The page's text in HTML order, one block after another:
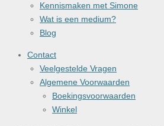
Kennismaken met Simone
Wat is een medium?
Blog
Contact
Veelgestelde Vragen
Algemene Voorwaarden
Boekingsvoorwaarden
Winkel